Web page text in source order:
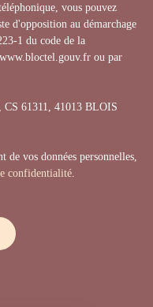
vous pouvez
d'opposition au démarchage
1 du code de la
ou par
61311, 41013 BLOIS
vos données personnelles,
confidentialité